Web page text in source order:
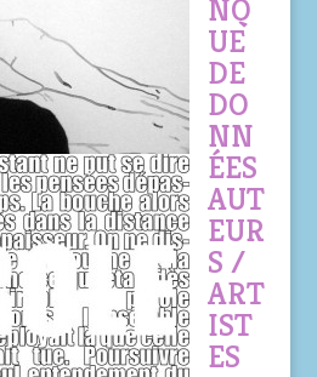
NQ
UE
DE
DO
NN
ÉES
AUT
EUR
S /
ART
IST
ES